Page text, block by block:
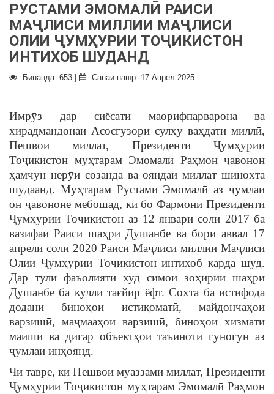
РУСТАМИ ЭМОМАЛӢ РАИСИ
МАҶЛИСИ МИЛЛИИ МАҶЛИСИ
ОЛИИ ҶУМҲУРИИ ТОҶИКИСТОН
ИНТИХОБ ШУДАНД
Бинанда: 653 | Санаи нашр: 17 Апрел 2025
Имрӯз дар сиёсати маорифпарварона ва
хирадмандонаи Асосгузори сулҳу ваҳдати миллӣ,
Пешвои миллат, Президенти Ҷумҳурии
Тоҷикистон муҳтарам Эмомалӣ Раҳмон ҷавонон
ҳамчун нерӯи созанда ва ояндаи миллат шинохта
шудаанд. Муҳтарам Рустами Эмомалӣ аз ҷумлаи
он ҷавононе мебошад, ки бо Фармони Президенти
Ҷумҳурии Тоҷикистон аз 12 январи соли 2017 ба
вазифаи Раиси шаҳри Душанбе ва бори аввал 17
апрели соли 2020 Раиси Маҷлиси миллии Маҷлиси
Олии Ҷумҳурии Тоҷикистон интихоб карда шуд.
Дар тули фаъолияти худ симои зоҳирии шаҳри
Душанбе ба куллӣ тағйир ёфт. Сохта ба истифода
додани биноҳои истиқоматӣ, майдончаҳои
варзишӣ, маҷмааҳои варзишӣ, биноҳои хизмати
маишӣ ва дигар объектҳои таъиноти гуногун аз
ҷумлаи инҳоянд.
Чи тавре, ки Пешвои муаззами миллат, Президенти
Ҷумҳурии Тоҷикистон муҳтарам Эмомалӣ Раҳмон